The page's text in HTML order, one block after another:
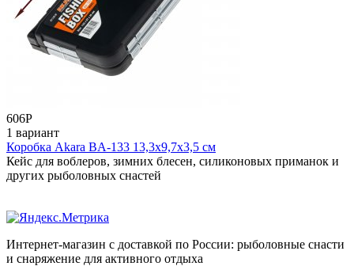
606Р
1 вариант
Коробка Akara BA-133 13,3х9,7х3,5 см
Кейс для воблеров, зимних блесен, силиконовых приманок и
других рыболовных снастей
Интернет-магазин с доставкой по России: рыболовные снасти
и снаряжение для активного отдыха